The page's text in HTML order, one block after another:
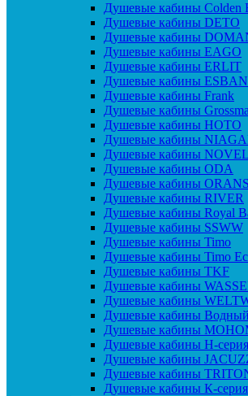
Душевые кабины Colden
Душевые кабины DETO
Душевые кабины
Душевые кабины EAGO
Душевые кабины ERLIT
Душевые кабины
Душевые кабины Frank
Душевые кабины
Душевые кабины HOTO
Душевые кабины
Душевые кабины
Душевые кабины ODA
Душевые кабины ORANS
Душевые кабины RIVER
Душевые кабины Royal
Душевые кабины SSWW
Душевые кабины Timo
Душевые кабины Timo
Душевые кабины TKF
Душевые кабины
Душевые кабины
Душевые кабины
Душевые кабины
Душевые кабины H-серия
Душевые кабины
Душевые кабины
Душевые кабины К-серия